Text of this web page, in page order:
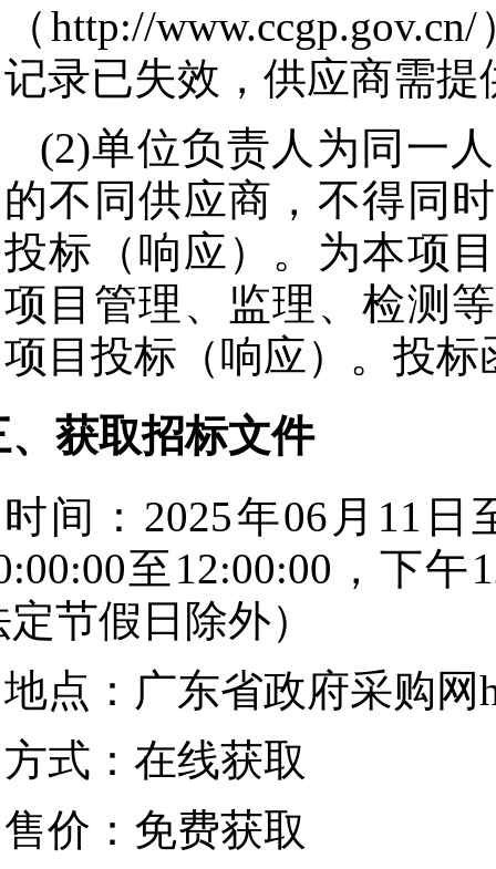
（http://
记录已失效，供应商需
(2)单位负责人为同一
的不同供应商，不得同
投标（响应）。为本项
项目管理、监理、检测
项目投标（响应）。投
、获取招标文件
时间： 2025年06月11日
至 12:00:00 ，下午
节假日除外）
地点： 广东省政府采购网
方式： 在线获取
售价： 免费获取